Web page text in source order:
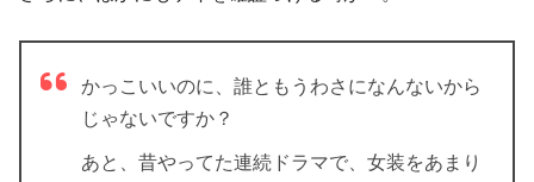
かっこいいのに、誰ともうわさになんないから
じゃないですか？
あと、昔やってた連続ドラマで、 女装をあまり